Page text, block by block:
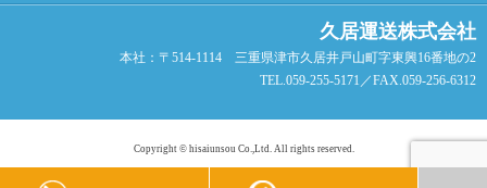
久居運送株式会社
本社：〒514-1114 三重県津市久居井戸山町字東興16番地の2
TEL.059-255-5171／FAX.059-256-6312
Copyright © hisaiunsou Co.,Ltd. All rights reserved.